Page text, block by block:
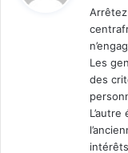
Les
des